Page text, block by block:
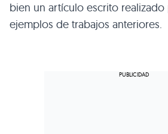
bien un artículo escrito
ejemplos de trabajos anteriores.